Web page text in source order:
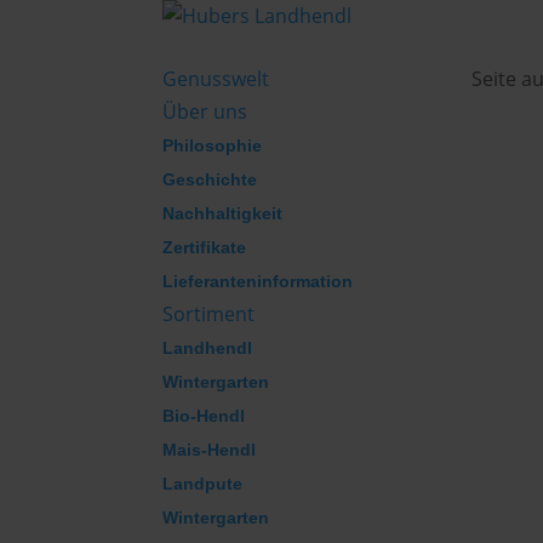
Genusswelt
Über uns
Philosophie
Geschichte
Nachhaltigkeit
Zertifikate
Lieferanteninformation
Sortiment
Landhendl
Wintergarten
Bio-Hendl
Mais-Hendl
Landpute
Wintergarten
Seite